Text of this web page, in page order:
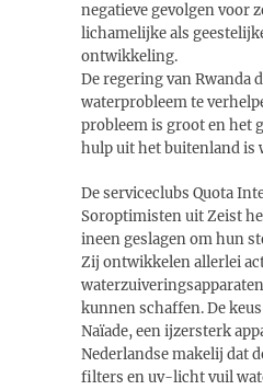
negatieve gevolgen voor
lichamelijke als
ontwikkeling.
De regering van Rwanda
waterprobleem te
probleem is groot en het
hulp uit het buitenland is
De serviceclubs Quota
Soroptimisten uit Zeist
ineen geslagen om hun
Zij ontwikkelen allerlei
kunnen schaffen. De
Naïade, een ijzersterk
Nederlandse makelij dat
filters en uv-licht vuil